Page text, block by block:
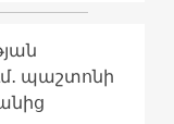
պաշտոնի